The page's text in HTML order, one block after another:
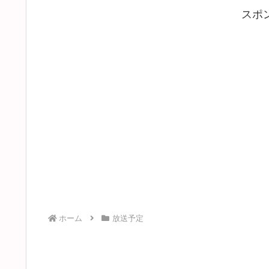
スポ
ホーム 放送予定